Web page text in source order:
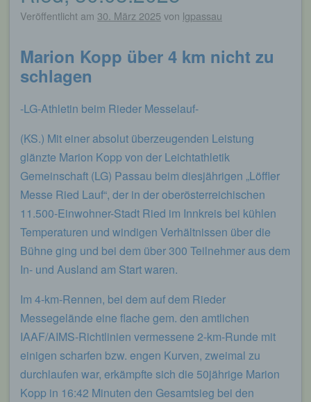
Veröffentlicht am 30. März 2025 von lgpassau
Marion Kopp über 4 km nicht zu
schlagen
-LG-Athletin beim Rieder Messelauf-
(KS.) Mit einer absolut überzeugenden Leistung
glänzte Marion Kopp von der Leichtathletik
Gemeinschaft (LG) Passau beim diesjährigen „Löffler
Messe Ried Lauf“, der in der oberösterreichischen
11.500-Einwohner-Stadt Ried im Innkreis bei kühlen
Temperaturen und windigen Verhältnissen über die
Bühne ging und bei dem über 300 Teilnehmer aus dem
In- und Ausland am Start waren.
Im 4-km-Rennen, bei dem auf dem Rieder
Messegelände eine flache gem. den amtlichen
IAAF/AIMS-Richtlinien vermessene 2-km-Runde mit
einigen scharfen bzw. engen Kurven, zweimal zu
durchlaufen war, erkämpfte sich die 50jährige Marion
Kopp in 16:42 Minuten den Gesamtsieg bei den